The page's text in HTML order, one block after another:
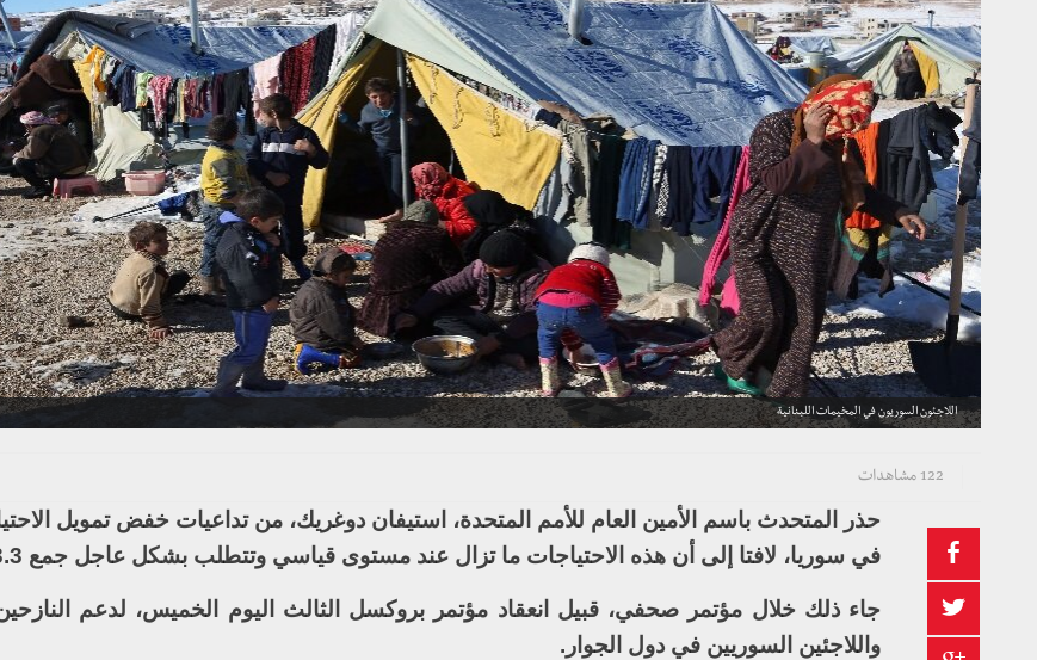
اللاجئون السوريون في المخيمات اللبنانية
122 مشاهدات
حذر المتحدث باسم الأمين العام للأمم المتحدة، استيفان دوغريك، من تداعيات خفض تمويل
في سوريا، لافتا إلى أن هذه الاحتياجات ما تزال عند مستوى قياسي وتتطلب بشكل عاجل جمع 3.3 مليار دولار.
جاء ذلك خلال مؤتمر صحفي، قبيل انعقاد مؤتمر بروكسل الثالث اليوم الخميس، لدعم
واللاجئين السوريين في دول الجوار.